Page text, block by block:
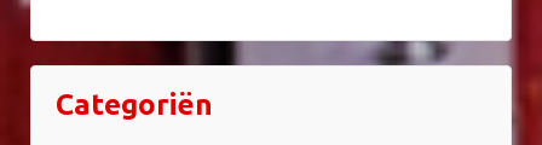
Categoriën